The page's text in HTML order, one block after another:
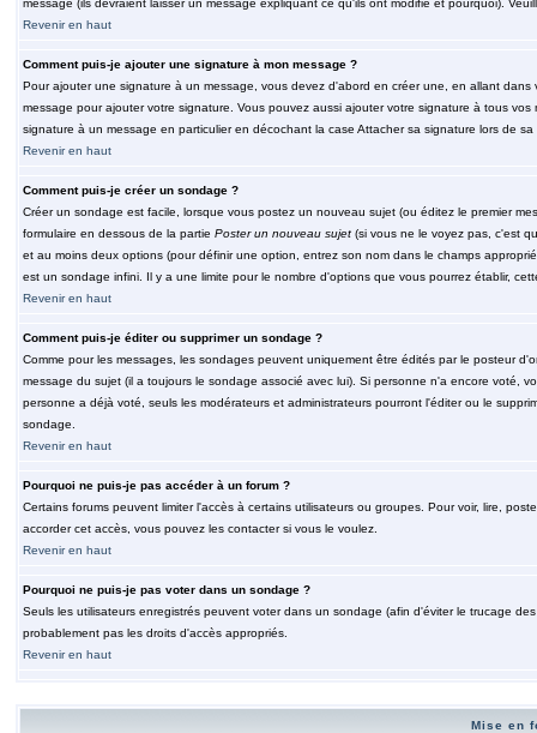
message (ils devraient laisser un message expliquant ce qu'ils ont modifié et pourquoi).
Revenir en haut
Comment puis-je ajouter une signature à mon message ?
Pour ajouter une signature à un message, vous devez d'abord en créer une, en allant
message pour ajouter votre signature. Vous pouvez aussi ajouter votre signature à tous
signature à un message en particulier en décochant la case Attacher sa signature lors de sa
Revenir en haut
Comment puis-je créer un sondage ?
Créer un sondage est facile, lorsque vous postez un nouveau sujet (ou éditez le premier
formulaire en dessous de la partie Poster un nouveau sujet(si vous ne le voyez pas, c'est
et au moins deux options (pour définir une option, entrez son nom dans le champs
est un sondage infini. Il y a une limite pour le nombre d'options que vous pourrez établir,
Revenir en haut
Comment puis-je éditer ou supprimer un sondage ?
Comme pour les messages, les sondages peuvent uniquement être édités par le posteur
message du sujet (il a toujours le sondage associé avec lui). Si personne n'a encore voté,
personne a déjà voté, seuls les modérateurs et administrateurs pourront l'éditer ou le
sondage.
Revenir en haut
Pourquoi ne puis-je pas accéder à un forum ?
Certains forums peuvent limiter l'accès à certains utilisateurs ou groupes. Pour voir, lire,
accorder cet accès, vous pouvez les contacter si vous le voulez.
Revenir en haut
Pourquoi ne puis-je pas voter dans un sondage ?
Seuls les utilisateurs enregistrés peuvent voter dans un sondage (afin d'éviter le trucage
probablement pas les droits d'accès appropriés.
Revenir en haut
Mise en